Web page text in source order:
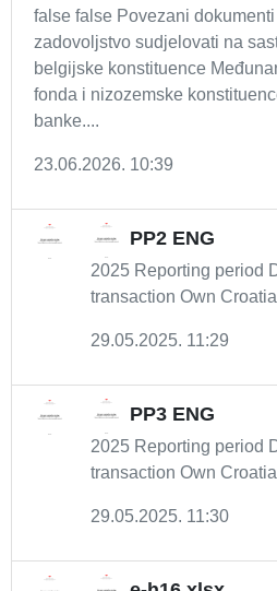
false false Povezani
zadovoljstvo sudjelovati na
belgijske konstituence
fonda i nizozemske
banke....
23.06.2026. 10:39
PP2 ENG
2025 Reporting period
transaction Own
29.05.2025. 11:29
PP3 ENG
2025 Reporting period
transaction Own
29.05.2025. 11:30